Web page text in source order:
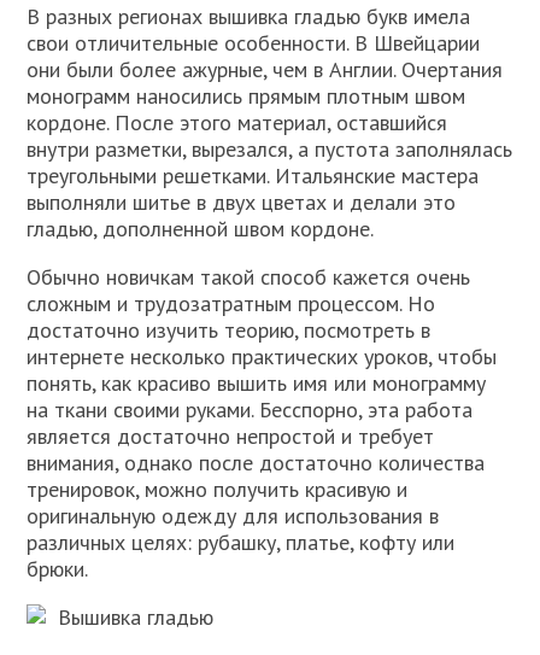
В разных регионах вышивка гладью букв имела
свои отличительные особенности. В Швейцарии
они были более ажурные, чем в Англии. Очертания
монограмм наносились прямым плотным швом
кордоне. После этого материал, оставшийся
внутри разметки, вырезался, а пустота заполнялась
треугольными решетками. Итальянские мастера
выполняли шитье в двух цветах и делали это
гладью, дополненной швом кордоне.
Обычно новичкам такой способ кажется очень
сложным и трудозатратным процессом. Но
достаточно изучить теорию, посмотреть в
интернете несколько практических уроков, чтобы
понять, как красиво вышить имя или монограмму
на ткани своими руками. Бесспорно, эта работа
является достаточно непростой и требует
внимания, однако после достаточно количества
тренировок, можно получить красивую и
оригинальную одежду для использования в
различных целях: рубашку, платье, кофту или
брюки.
Вышивка гладью